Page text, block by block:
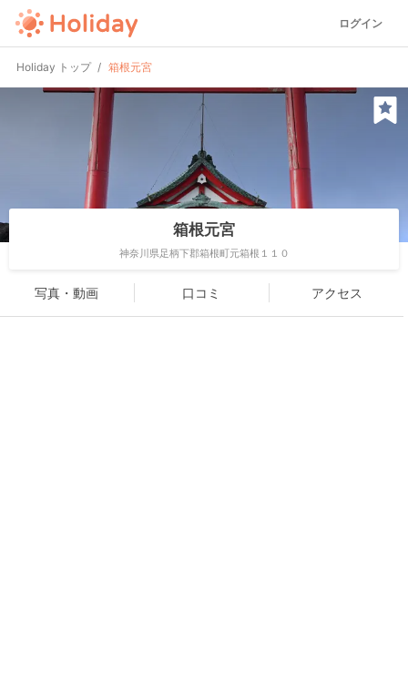
ログイン
Holiday トップ 箱根元宮
箱根元宮
神奈川県足柄下郡箱根町元箱根１１０
写真・動画 口コミ アクセス